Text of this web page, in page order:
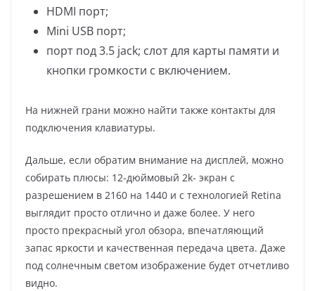
HDMI порт;
Mini USB порт;
порт под 3.5 jack; слот для карты памяти и
кнопки громкости с включением.
На нижней грани можно найти также контакты для
подключения клавиатуры.
Дальше, если обратим внимание на дисплей, можно
собирать плюсы: 12-дюймовый 2k- экран с
разрешением в 2160 на 1440 и с технологией Retina
выглядит просто отлично и даже более. У него
просто прекрасный угол обзора, впечатляющий
запас яркости и качественная передача цвета. Даже
под солнечным светом изображение будет отчетливо
видно.